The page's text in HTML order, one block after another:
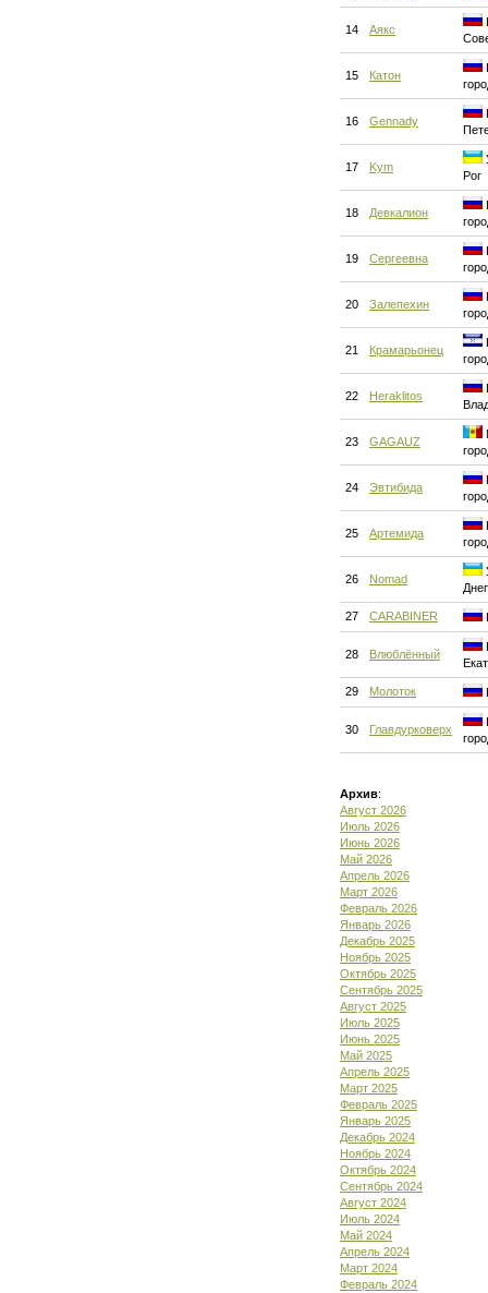
14 Аякс
15 Катон
16 Gennady
17 Kym
Рог
18 Девкалион
19 Сергеевна
20 Залепехин
21 Крамарьонец
22 Heraklitos
23 GAGAUZ
24 Эвтибида
25 Артемида
26 Nomad
27 CARABINER
28 Влюблённый
29 Молоток
30 Главдурковерх
Архив:
Август 2026
Июль 2026
Июнь 2026
Май 2026
Апрель 2026
Март 2026
Февраль 2026
Январь 2026
Декабрь 2025
Ноябрь 2025
Октябрь 2025
Сентябрь 2025
Август 2025
Июль 2025
Июнь 2025
Май 2025
Апрель 2025
Март 2025
Февраль 2025
Январь 2025
Декабрь 2024
Ноябрь 2024
Октябрь 2024
Сентябрь 2024
Август 2024
Июль 2024
Май 2024
Апрель 2024
Март 2024
Февраль 2024